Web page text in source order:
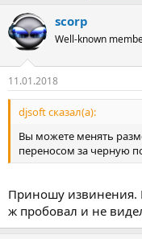
е
м
ы
а
л
scorp
Well-known
11.01.2018
djsoft сказал(а):
Вы можете менять
переносом за черную
Приношу извинения.
ж пробовал и не